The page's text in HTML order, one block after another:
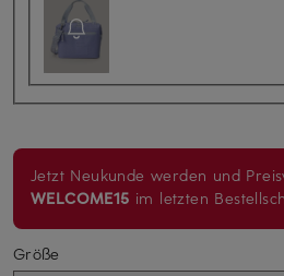
Jetzt Neukunde werden und
WELCOME15 im letzten
Größe